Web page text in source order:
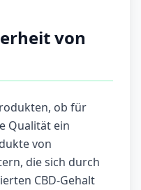
von
ob für
Qualität ein
von
die sich durch
CBD-Gehalt